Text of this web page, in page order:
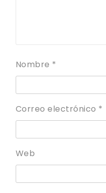
Nombre *
Correo electrónico *
Web